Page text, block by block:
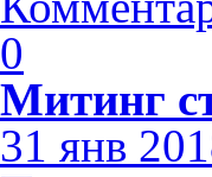
0
Митинг
31 янв